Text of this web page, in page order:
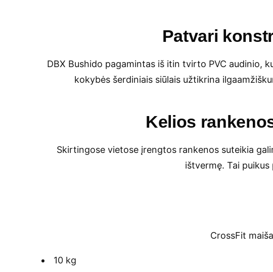
Patvari
DBX Bushido pagamintas iš itin tvirto PVC audinio,
kokybės šerdiniais siūlais užtikrina
Kelios
Skirtingose vietose įrengtos rankenos suteikia
ištvermę. Tai
CrossFit
10 kg